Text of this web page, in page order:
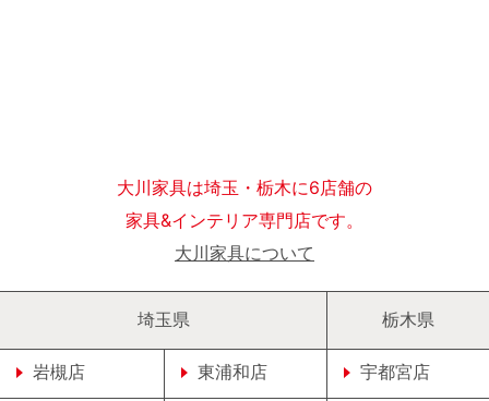
大川家具は埼玉・栃木に6店舗の
家具&インテリア専門店です。
大川家具について
埼玉県
岩槻店 東浦和店
栃木県
宇都宮店